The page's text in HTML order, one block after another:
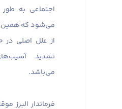
اجتماعی به
می‌شود که
از علل اصلی در
تشدید
می‌باشد.
فرماندار البرز